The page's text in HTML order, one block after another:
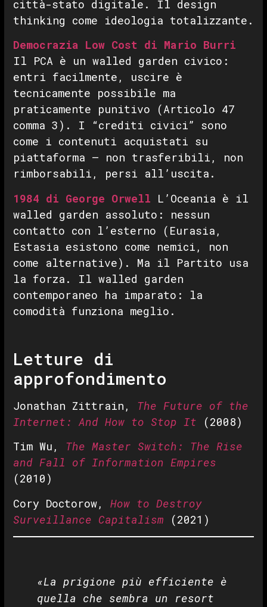
città-stato digitale. Il design
thinking come ideologia totalizzante.
Democrazia Low Cost di Mario Burri
Il PCA è un walled garden civico:
entri facilmente, uscire è
tecnicamente possibile ma
praticamente punitivo (Articolo 47
comma 3). I “crediti civici” sono
come i contenuti acquistati su
piattaforma — non trasferibili, non
rimborsabili, persi all’uscita.
1984 di George Orwell L’Oceania è il
walled garden assoluto: nessun
contatto con l’esterno (Eurasia,
Estasia esistono come nemici, non
come alternative). Ma il Partito usa
la forza. Il walled garden
contemporaneo ha imparato: la
comodità funziona meglio.
Letture di
approfondimento
Jonathan Zittrain, The Future of the
Internet: And How to Stop It (2008)
Tim Wu, The Master Switch: The Rise
and Fall of Information Empires
(2010)
Cory Doctorow, How to Destroy
Surveillance Capitalism (2021)
«La prigione più efficiente è
quella che sembra un resort